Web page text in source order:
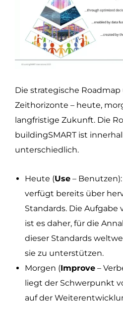
Die strategische
Zeithorizonte – heute,
langfristige Zukunft. Die
buildingSMART ist
unterschiedlich.
Heute (Use –
verfügt bereits über
Standards. Die Aufgabe
ist es daher, für die
dieser Standards
sie zu unterstützen.
Morgen (Improve –
liegt der Schwerpunkt
auf der